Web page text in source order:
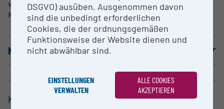
werden (bspw. Käfige, Futter, Wasserflaschen,
Kleinmaterialien, etc.)
NUTZUNGSBEDINGUNGEN
KONTAKT
DSGVO) ausüben. Ausgenommen davon
sind die unbedingt erforderlichen
Cookies, die der ordnungsgemäßen
Funktionsweise der Website dienen und
nicht abwählbar sind.
EINSTELLUNGEN
VERWALTEN
ALLE COOKIES
AKZEPTIEREN